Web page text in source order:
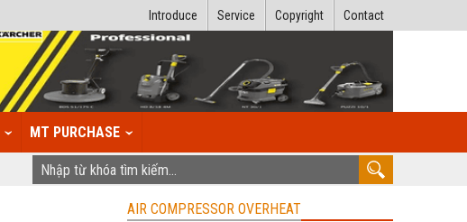
Contact
Copyright
Service
Introduce
MT PURCHASE
AIR COMPRESSOR OVERHEAT